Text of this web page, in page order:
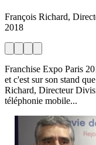
François Richard,
2018
Franchise Expo Paris
et c'est sur son stand
Richard, Directeur
téléphonie mobile...